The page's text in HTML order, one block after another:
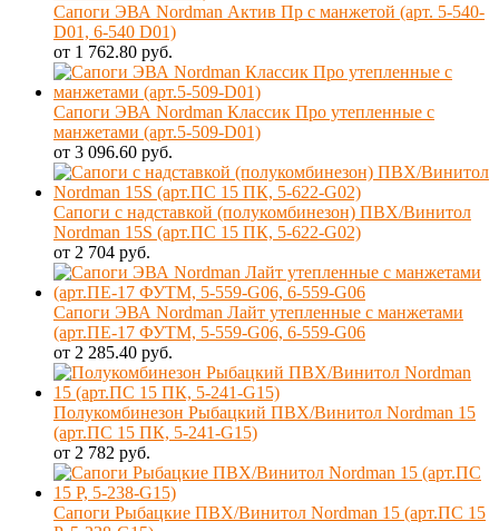
Сапоги ЭВА Nordman Актив Пр с манжетой (арт. 5-540-
D01, 6-540 D01)
от 1 762.80 руб.
Сапоги ЭВА Nordman Классик Про утепленные с
манжетами (арт.5-509-D01)
от 3 096.60 руб.
Сапоги с надставкой (полукомбинезон) ПВХ/Винитол
Nordman 15S (арт.ПС 15 ПК, 5-622-G02)
от 2 704 руб.
Сапоги ЭВА Nordman Лайт утепленные с манжетами
(арт.ПЕ-17 ФУТМ, 5-559-G06, 6-559-G06
от 2 285.40 руб.
Полукомбинезон Рыбацкий ПВХ/Винитол Nordman 15
(арт.ПС 15 ПК, 5-241-G15)
от 2 782 руб.
Сапоги Рыбацкие ПВХ/Винитол Nordman 15 (арт.ПС 15